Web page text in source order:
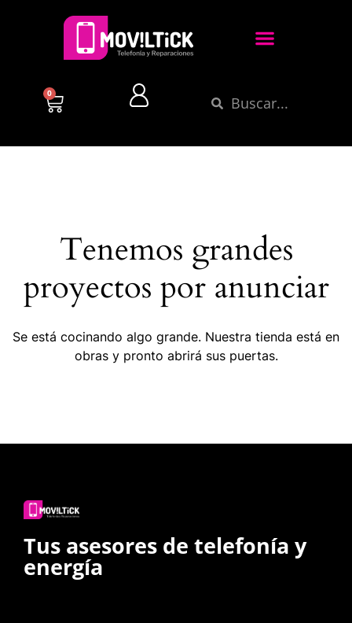
0
Tenemos grandes
proyectos por anunciar
Se está cocinando algo grande. Nuestra tienda está en
obras y pronto abrirá sus puertas.
Tus asesores de telefonía y
energía